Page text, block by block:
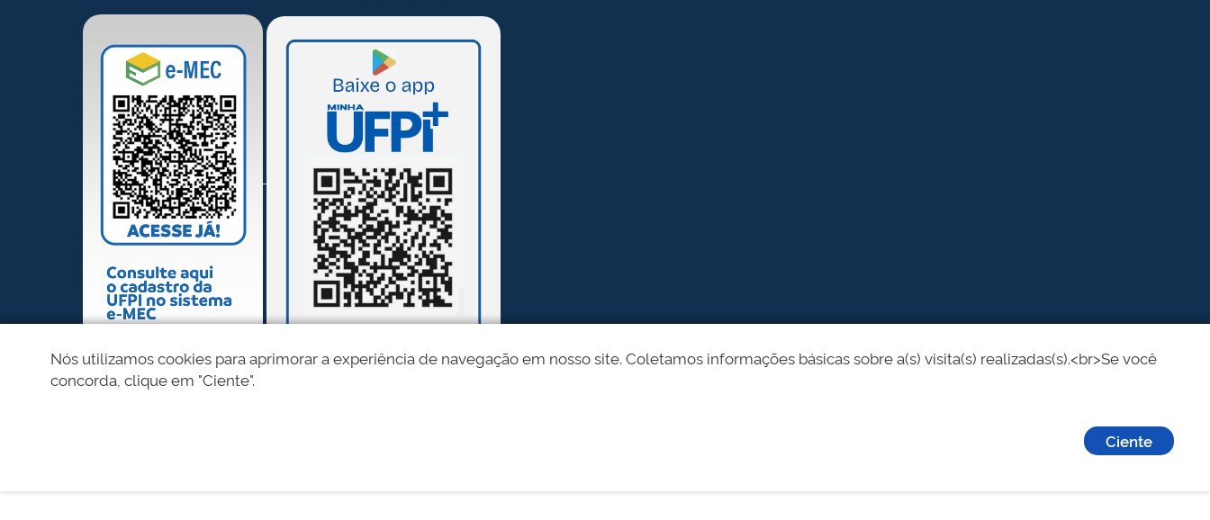
Nós utilizamos cookies para aprimorar a experiência de navegação em nosso site. Coletamos informações básicas sobre a(s) visita(s) realizadas(s).<br>Se você
concorda, clique em "Ciente".
Ciente